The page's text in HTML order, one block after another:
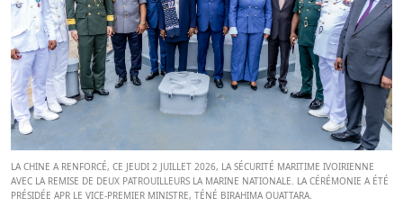
LA CHINE A RENFORCÉ, CE JEUDI 2 JUILLET 2026, LA SÉCURITÉ MARITIME IVOIRIENNE
AVEC LA REMISE DE DEUX PATROUILLEURS LA MARINE NATIONALE. LA CÉRÉMONIE A ÉTÉ
PRÉSIDÉE APR LE VICE-PREMIER MINISTRE, TÉNÉ BIRAHIMA OUATTARA.